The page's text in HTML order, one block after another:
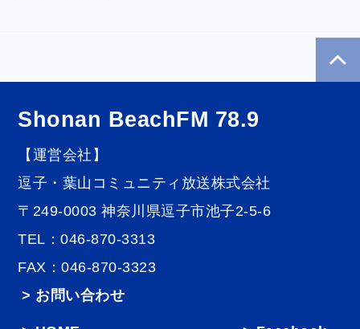
Shonan BeachFM 78.9
【運営会社】
逗子・葉山コミュニティ放送株式会社
〒249-0003 神奈川県逗子市池子2-5-6
TEL：046-870-3313
FAX：046-870-3323
> お問い合わせ